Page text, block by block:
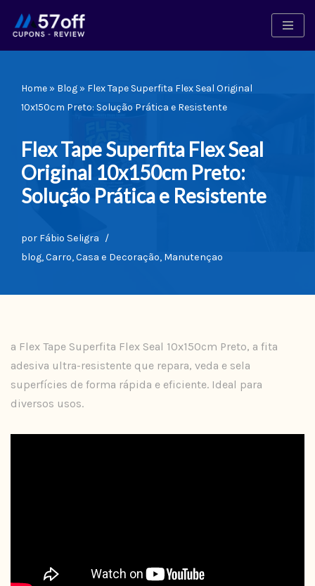
Pular
conteúdo
Home » Blog » Flex Tape Superfita Flex Seal Original
10x150cm Preto: Solução Prática e Resistente
Flex Tape Superfita Flex Seal
Original 10x150cm Preto:
Solução Prática e Resistente
por Fábio Seligra
blog,Carro,Casa e Decoração, Manutençao
a Flex Tape Superfita Flex Seal 10x150cm Preto, a fita
adesiva ultra-resistente que repara, veda e sela
superfícies de forma rápida e eficiente. Ideal para
diversos usos.